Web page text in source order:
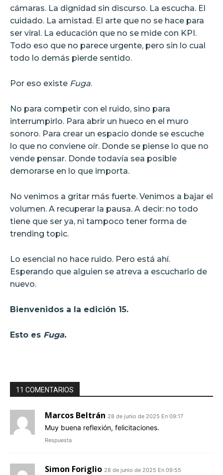
cámaras. La dignidad sin discurso. La escucha. El
cuidado. La amistad. El arte que no se hace para
ser viral. La educación que no se mide con KPI.
Todo eso que no parece urgente, pero sin lo cual
todo lo demás pierde sentido.
Por eso existe Fuga.
No para competir con el ruido, sino para
interrumpirlo. Para abrir un hueco en el muro
sonoro. Para crear un espacio donde se escuche
lo que no conviene oír. Donde se piense lo que no
vende pensar. Donde todavía sea posible
demorarse en lo que importa.
No venimos a gritar más fuerte. Venimos a bajar el
volumen. A recuperar la pausa. A decir: no todo
tiene que ser ya, ni tampoco tener forma de
trending topic.
Lo esencial no hace ruido. Pero está ahí.
Esperando que alguien se atreva a escucharlo de
nuevo.
Bienvenidos a la edición 15.
Esto es Fuga.
11 COMENTARIOS
Marcos Beltrán 28 de junio de 2025 En 09:17
Muy buena reflexión, felicitaciones.
Respuesta
Simon Foriglio 28 de junio de 2025 En 09:55